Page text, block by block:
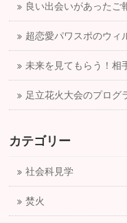
良い出会いがあったご
超恋愛パワスポのウィ
未来を見てもらう！相
足立花火大会のプログ
カテゴリー
社会科見学
焚火